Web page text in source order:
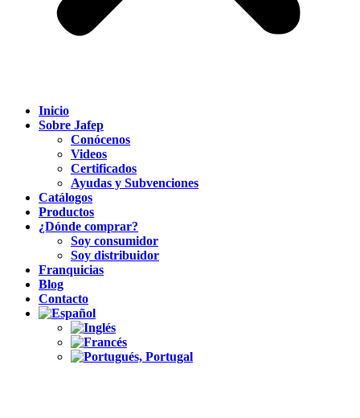
Inicio
Sobre Jafep
Conócenos
Videos
Certificados
Ayudas y Subvenciones
Catálogos
Productos
¿Dónde comprar?
Soy consumidor
Soy distribuidor
Franquicias
Blog
Contacto